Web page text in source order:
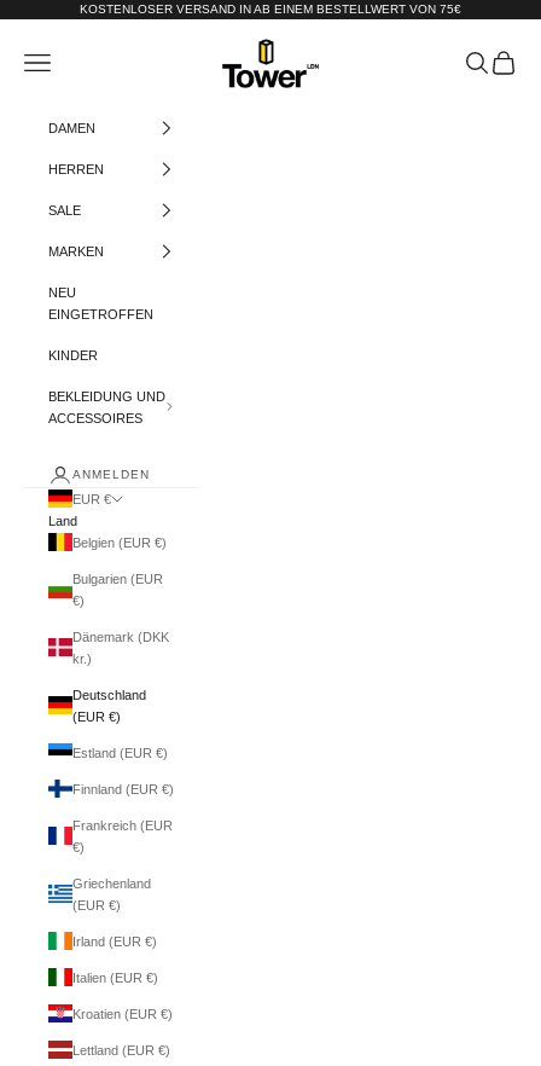
Zum Inhalt springenKOSTENLOSER VERSAND IN AB EINEM BESTELLWERT VON 75€
Tower-London.De
Menü Suchen
DAMEN
HERREN
SALE
MARKEN
NEU
EINGETROFFEN
KINDER
BEKLEIDUNG UND
ACCESSOIRES
ANMELDEN
EUR €
Land
Belgien (EUR €)
Bulgarien (EUR
€)
Dänemark (DKK
kr.)
Deutschland
(EUR €)
Estland (EUR €)
Finnland (EUR €)
Frankreich (EUR
€)
Griechenland
(EUR €)
Irland (EUR €)
Italien (EUR €)
Kroatien (EUR €)
Lettland (EUR €)